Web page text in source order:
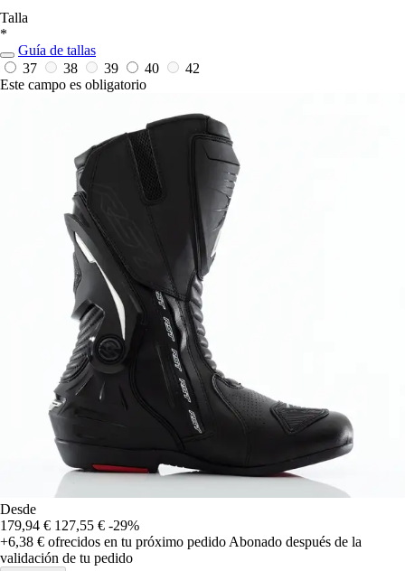
Talla
*
Guía de tallas
37
38 39 40
42
Este campo es obligatorio
Desde
179,94 € 127,55 € -29%
+6,38 € ofrecidos en tu próximo pedido Abonado después de la
validación de tu pedido